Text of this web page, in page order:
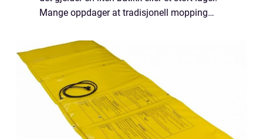
Mange oppdager at tradisjonell mopping
gjelder hygiene, effekti...